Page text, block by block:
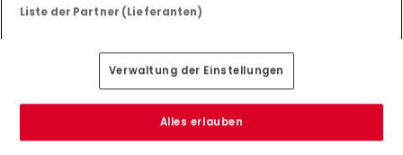
Liste der Partner (Lieferanten)
Verwaltung der Einstellungen
Alles erlauben